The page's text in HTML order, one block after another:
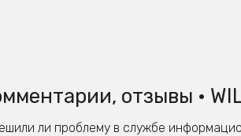
отзывы •
ли проблему в службе